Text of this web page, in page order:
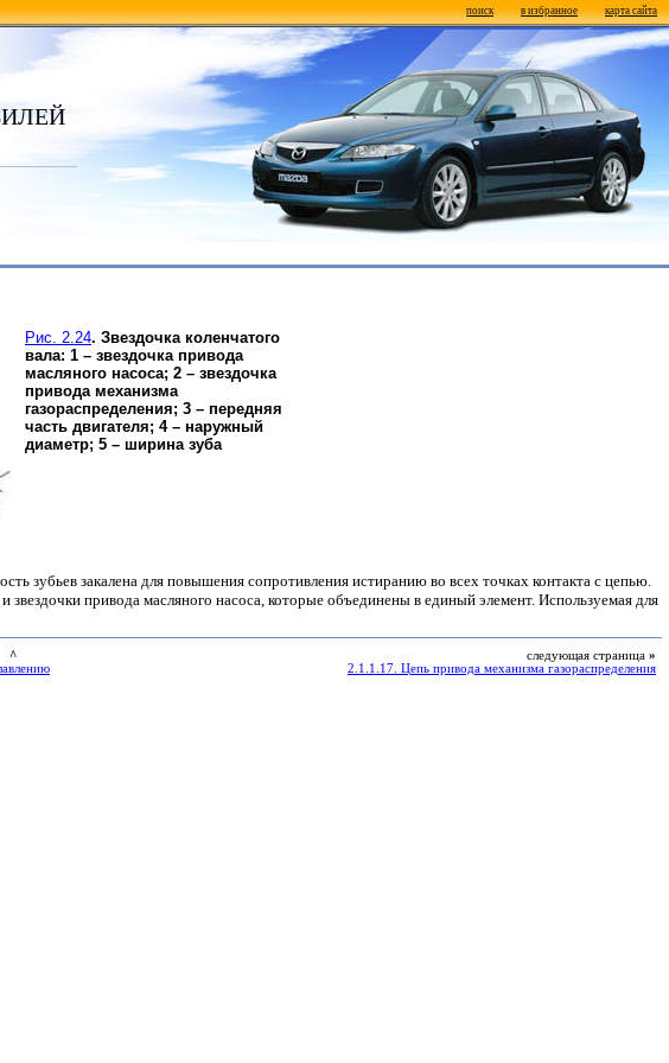
поиск в избранное карта сайта
Рис. 2.24. Звездочка коленчатого
вала: 1 – звездочка привода
масляного насоса; 2 – звездочка
привода механизма
газораспределения; 3 – передняя
часть двигателя; 4 – наружный
диаметр; 5 – ширина зуба
зубьев закалена для повышения сопротивления истиранию во всех точках контакта с цепью.
звездочки привода масляного насоса, которые объединены в единый элемент. Используемая для
^
следующая страница »
2.1.1.17. Цепь привода механизма газораспределения